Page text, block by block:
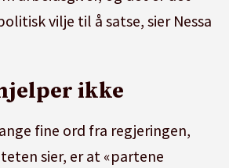
logopeder,
familiekoordinatorer,
andre relevante
skolene.
vilje til å satse, sier Nessa
ikke
fine ord fra regjeringen,
sier, er at «partene